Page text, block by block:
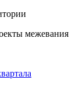
межевания